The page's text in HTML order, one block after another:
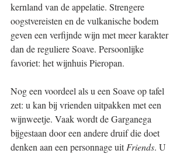
kernland van de appelatie. Strengere
oogstvereisten en de vulkanische bodem
geven een verfijnde wijn met meer karakter
dan de reguliere Soave. Persoonlijke
favoriet: het wijnhuis Pieropan.
Nog een voordeel als u een Soave op tafel
zet: u kan bij vrienden uitpakken met een
wijnweetje. Vaak wordt de Garganega
bijgestaan door een andere druif die doet
denken aan een personnage uit Friends. U